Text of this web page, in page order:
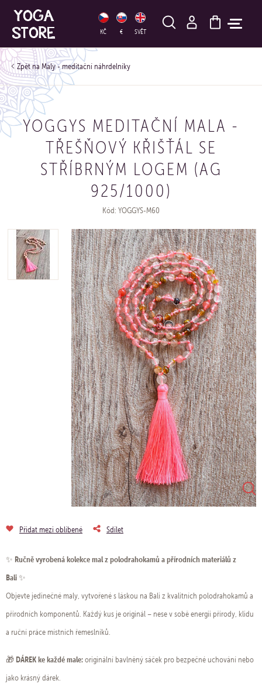
KČ € SVĚT
HLEDAT
Maly - meditační náhrdelníky
YOGGYS MEDITAČNÍ MALA -
TŘEŠŇOVÝ KŘIŠŤÁL SE
STŘÍBRNÝM LOGEM (AG
925/1000)
Kód: YOGGYS-M60
Přidat mezi oblíbené Sdílet
✨ Ručně vyrobená kolekce mal z polodrahokamů a přírodních materiálů z
Bali✨
Objevte jedinečné maly, vytvořené s láskou na Bali z kvalitních polodrahokamů a
přírodních komponentů. Každý kus je originál – nese v sobě energii přírody, klidu
a ruční práce místních řemeslníků.
🎁 DÁREK ke každé male:originální bavlněný sáček pro bezpečné uchování nebo
jako krásný dárek.